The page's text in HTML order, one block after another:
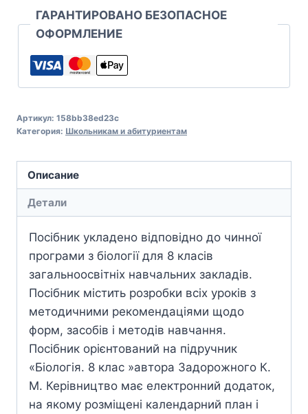
ГАРАНТИРОВАНО БЕЗОПАСНОЕ
ОФОРМЛЕНИЕ
Артикул: 158bb38ed23c
Категория: Школьникам и абитуриентам
Описание
Детали
Посібник укладено відповідно до чинної
програми з біології для 8 класів
загальноосвітніх навчальних закладів.
Посібник містить розробки всіх уроків з
методичними рекомендаціями щодо
форм, засобів і методів навчання.
Посібник орієнтований на підручник
«Біологія. 8 клас »автора Задорожного К.
М. Керівництво має електронний додаток,
на якому розміщені календарний план і